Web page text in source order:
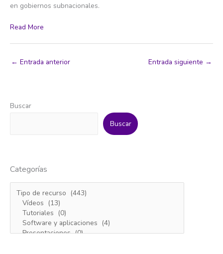
en gobiernos subnacionales.
Read More
← Entrada anterior Entrada siguiente →
Buscar
Buscar
Categorías